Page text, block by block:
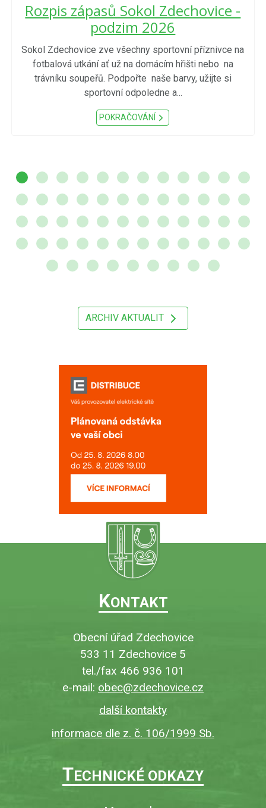
Rozpis zápasů Sokol Zdechovice -
podzim 2026
Sokol Zdechovice zve všechny sportovní příznivce na
fotbalová utkání ať už na domácím hřišti nebo na
trávníku soupeřů. Podpořte naše barvy, užijte si
sportovní odpoledne a...
POKRAČOVÁNÍ
ARCHIV AKTUALIT
KONTAKT
Obecní úřad Zdechovice
533 11 Zdechovice 5
tel./fax 466 936 101
e-mail: obec@zdechovice.cz
další kontakty
informace dle z. č. 106/1999 Sb.
TECHNICKÉ ODKAZY